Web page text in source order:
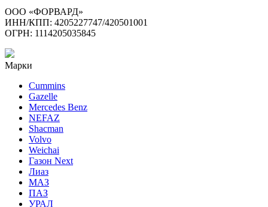
ООО «ФОРВАРД»
ИНН/КПП: 4205227747/420501001
ОГРН: 1114205035845
Марки
Cummins
Gazelle
Mercedes Benz
NEFAZ
Shacman
Volvo
Weichai
Газон Next
Лиаз
МАЗ
ПАЗ
УРАЛ